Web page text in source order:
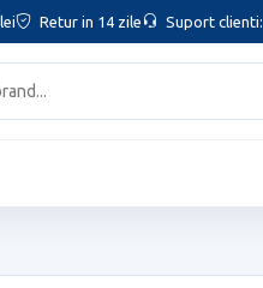
Retur in 14 zile Suport clienti: